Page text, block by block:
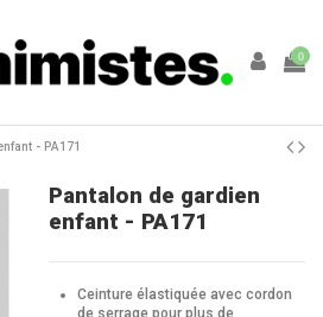
0
- PA171
Pantalon de gardien
enfant - PA171
Ceinture élastiquée avec cordon
de serrage pour plus de